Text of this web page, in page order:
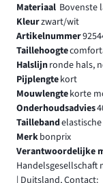
Materiaal Bovenste
Kleurzwart/wit
Artikelnummer
Taillehoogte
Halslijnronde hals,
Pijplengtekort
Mouwlengtekorte
Onderhoudsadvies
Tailleband
Merkbonprix
Verantwoordelijke
Handelsgesellschaft